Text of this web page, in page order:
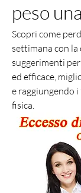
peso
Scopri come
settimana con
suggerimenti
ed efficace,
e raggiungendo
fisica.